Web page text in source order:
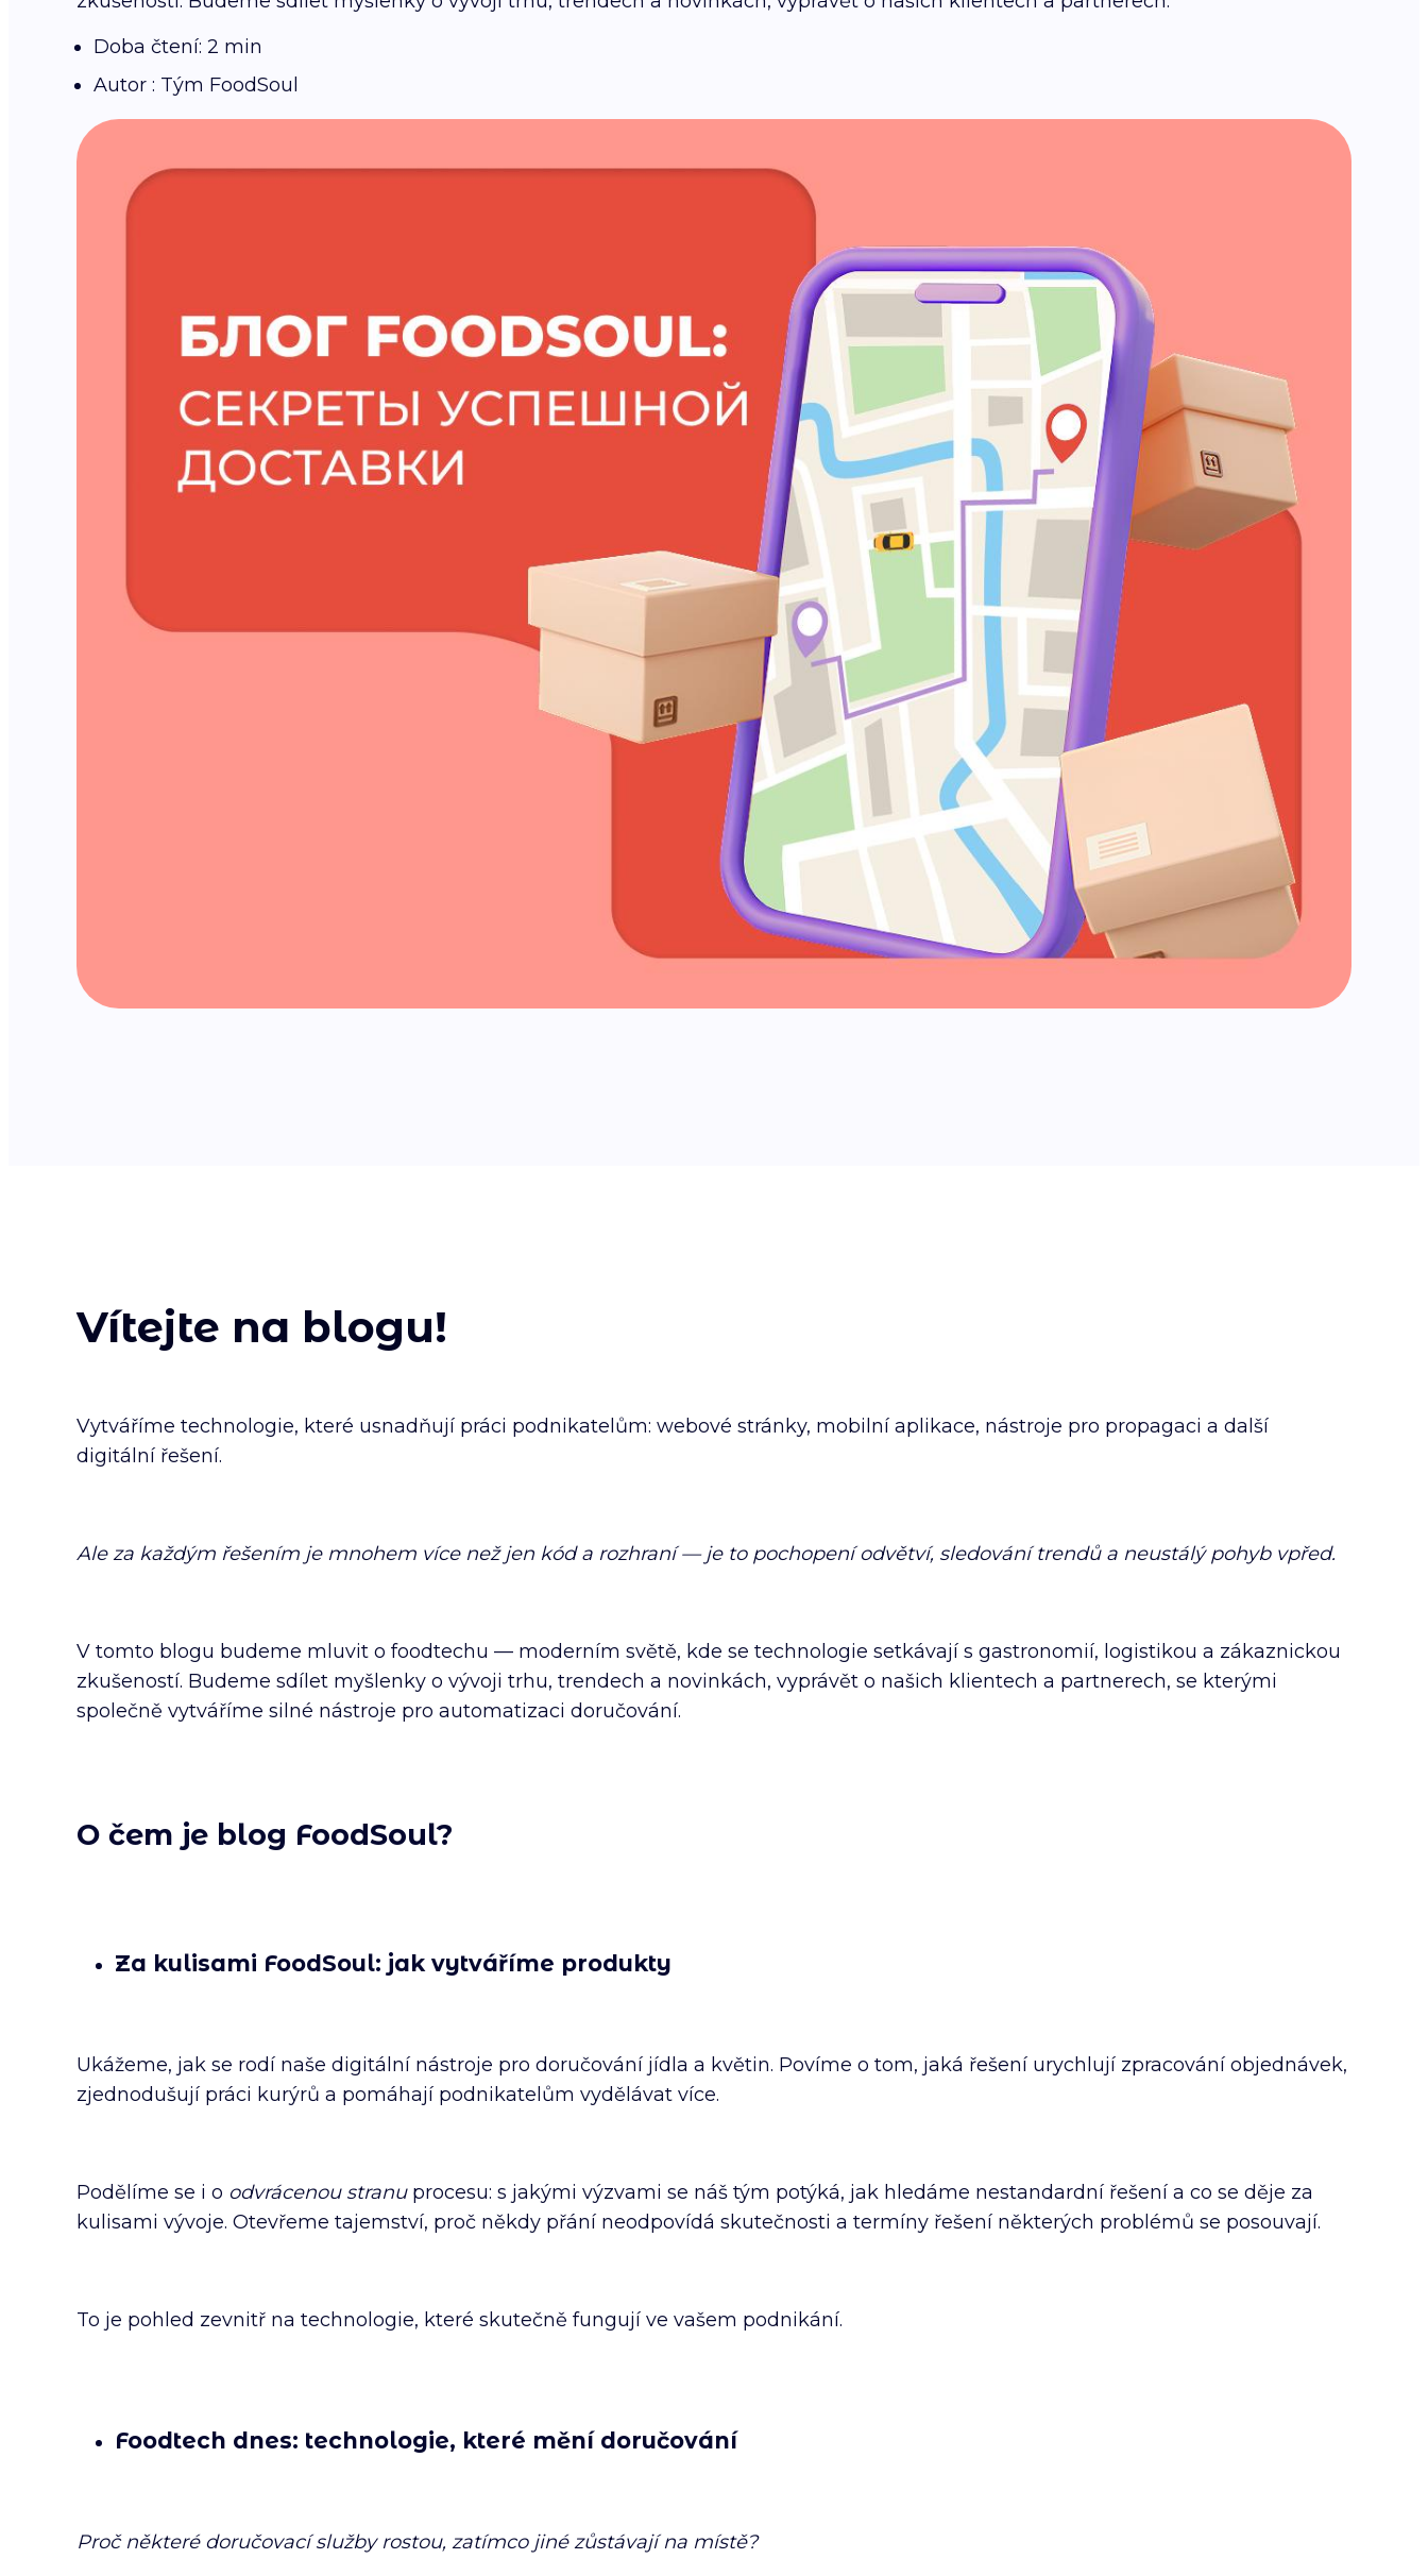
Doba čtení: 2 min
Autor : Tým FoodSoul
Vítejte na blogu!
Vytváříme technologie, které usnadňují práci podnikatelům: webové stránky, mobilní aplikace, nástroje pro propagaci a další
digitální řešení.
Ale za každým řešením je mnohem více než jen kód a rozhraní — je to pochopení odvětví, sledování trendů a neustálý pohyb vpřed.
V tomto blogu budeme mluvit o foodtechu — moderním světě, kde se technologie setkávají s gastronomií, logistikou a zákaznickou
zkušeností. Budeme sdílet myšlenky o vývoji trhu, trendech a novinkách, vyprávět o našich klientech a partnerech, se kterými
společně vytváříme silné nástroje pro automatizaci doručování.
O čem je blog FoodSoul?
Za kulisami FoodSoul: jak vytváříme produkty
Ukážeme, jak se rodí naše digitální nástroje pro doručování jídla a květin. Povíme o tom, jaká řešení urychlují zpracování objednávek,
zjednodušují práci kurýrů a pomáhají podnikatelům vydělávat více.
Podělíme se i o odvrácenou stranuprocesu: s jakými výzvami se náš tým potýká, jak hledáme nestandardní řešení a co se děje za
kulisami vývoje. Otevřeme tajemství, proč někdy přání neodpovídá skutečnosti a termíny řešení některých problémů se posouvají.
To je pohled zevnitř na technologie, které skutečně fungují ve vašem podnikání.
Foodtech dnes: technologie, které mění doručování
Proč některé doručovací služby rostou, zatímco jiné zůstávají na místě?